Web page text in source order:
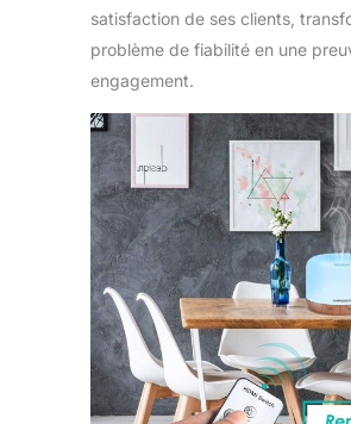
satisfaction de ses clients,
problème de fiabilité en une
engagement.